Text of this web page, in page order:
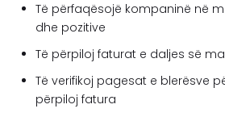
Të përfaqësojë kompaninë në
dhe pozitive
Të përpiloj faturat e daljes së
Të verifikoj pagesat e blerësve
përpiloj fatura